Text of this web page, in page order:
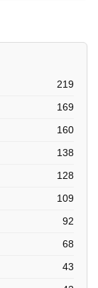
219
169
160
138
128
109
92
68
43